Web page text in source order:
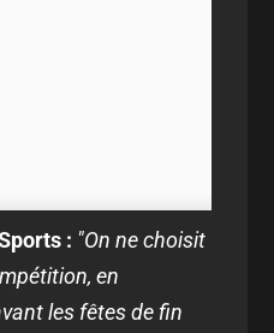
: "On ne choisit
en
les fêtes de fin